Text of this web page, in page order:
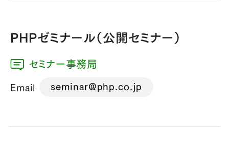
PHPゼミナール（公開セミナー）
セミナー事務局
Email seminar@php.co.jp